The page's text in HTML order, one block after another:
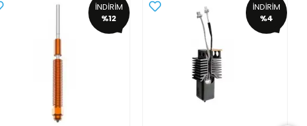
İNDİRİM
%12
İNDİRİM
%4